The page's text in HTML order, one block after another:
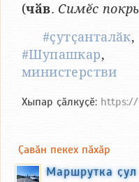
(чӑв. Симӗс
#ҫутҫанталӑк
#Шупашкар
министерстви
Хыпар ҫӑлкуҫӗ: https://
Ҫавӑн пекех пӑхӑр
Маршрутка